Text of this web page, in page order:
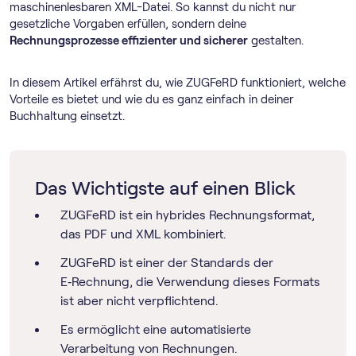
maschinenlesbaren XML-Datei. So kannst du nicht nur
gesetzliche Vorgaben erfüllen, sondern deine
Rechnungsprozesse effizienter und sicherer gestalten.
In diesem Artikel erfährst du, wie ZUGFeRD funktioniert, welche
Vorteile es bietet und wie du es ganz einfach in deiner
Buchhaltung einsetzt.
Das Wichtigste auf einen Blick
ZUGFeRD ist ein hybrides Rechnungsformat,
das PDF und XML kombiniert.
ZUGFeRD ist einer der Standards der
E‑Rechnung, die Verwendung dieses Formats
ist aber nicht verpflichtend.
Es ermöglicht eine automatisierte
Verarbeitung von Rechnungen.